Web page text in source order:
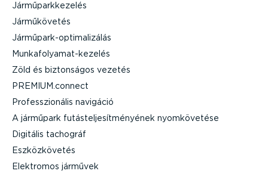
Jármű­park­ke­zelés
Jármű­kö­vetés
Jármű­park-op­ti­ma­li­zálás
Munka­fo­lya­mat-­ke­zelés
Zöld és biztonságos vezetés
PREMIUM.connect
Professzi­o­nális navigáció
A járműpark futás­tel­je­sít­mé­nyének nyomkö­vetése
Digitális tachográf
Eszköz­kö­vetés
Elektromos járművek